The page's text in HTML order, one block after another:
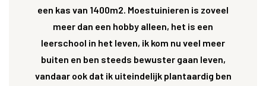
een kas van 1400m2. Moestuinieren is zoveel
meer dan een hobby alleen, het is een
leerschool in het leven, ik kom nu veel meer
buiten en ben steeds bewuster gaan leven,
vandaar ook dat ik uiteindelijk plantaardig ben